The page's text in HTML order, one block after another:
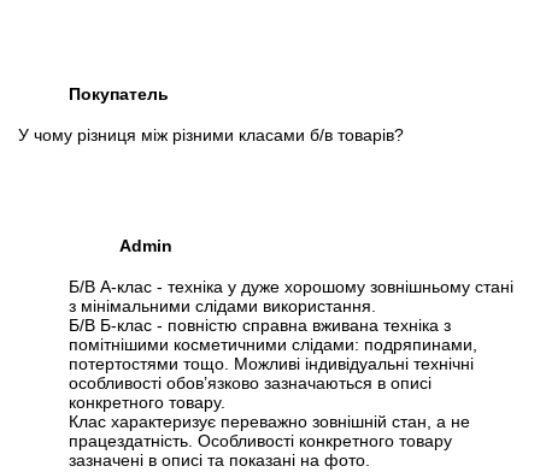
Покупатель
У чому різниця між різними класами б/в товарів?
Admin
Б/В А-клас - техніка у дуже хорошому зовнішньому стані
з мінімальними слідами використання.
Б/В Б-клас - повністю справна вживана техніка з
помітнішими косметичними слідами: подряпинами,
потертостями тощо. Можливі індивідуальні технічні
особливості обов’язково зазначаються в описі
конкретного товару.
Клас характеризує переважно зовнішній стан, а не
працездатність. Особливості конкретного товару
зазначені в описі та показані на фото.